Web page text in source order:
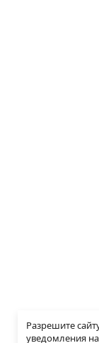
Разрешите
уведомления